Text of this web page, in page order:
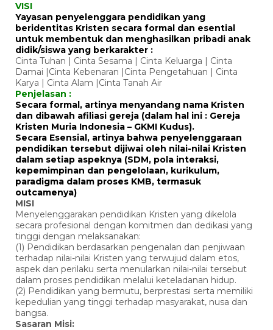
VISI
Yayasan penyelenggara pendidikan yang
beridentitas Kristen secara formal dan esential
untuk membentuk dan menghasilkan pribadi anak
didik/siswa yang berkarakter :
Cinta Tuhan | Cinta Sesama | Cinta Keluarga | Cinta
Damai |Cinta Kebenaran |Cinta Pengetahuan | Cinta
Karya | Cinta Alam |Cinta Tanah Air
Penjelasan :
Secara formal, artinya menyandang nama Kristen
dan dibawah afiliasi gereja (dalam hal ini : Gereja
Kristen Muria Indonesia – GKMI Kudus).
Secara Esensial, artinya bahwa penyelenggaraan
pendidikan tersebut dijiwai oleh nilai-nilai Kristen
dalam setiap aspeknya (SDM, pola interaksi,
kepemimpinan dan pengelolaan, kurikulum,
paradigma dalam proses KMB, termasuk
outcamenya)
MISI
Menyelenggarakan pendidikan Kristen yang dikelola
secara profesional dengan komitmen dan dedikasi yang
tinggi dengan melaksanakan:
(1) Pendidikan berdasarkan pengenalan dan penjiwaan
terhadap nilai-nilai Kristen yang terwujud dalam etos,
aspek dan perilaku serta menularkan nilai-nilai tersebut
dalam proses pendidikan melalui keteladanan hidup.
(2) Pendidikan yang bermutu, berprestasi serta memiliki
kepedulian yang tinggi terhadap masyarakat, nusa dan
bangsa.
Sasaran Misi: